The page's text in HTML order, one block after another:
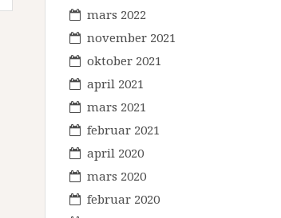
mars 2022
november 2021
oktober 2021
april 2021
mars 2021
februar 2021
april 2020
mars 2020
februar 2020